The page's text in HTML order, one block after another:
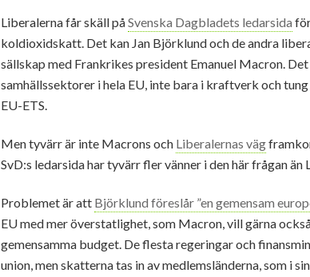
Liberalerna får skäll påSvenska Dagbladets ledarsida
koldioxidskatt. Det kan Jan Björklund och de andra
sällskap med Frankrikes president Emanuel Macron.
samhällssektorer i hela EU, inte bara i kraftverk och
EU-ETS.
Men tyvärr är inte Macrons och Liberalernas väg
SvD:s ledarsida har tyvärr fler vänner i den här frågan än
Problemet är att Björklund föreslår ”en gemensam
EU med mer överstatlighet, som Macron, vill gärna
gemensamma budget. De flesta regeringar och
union, men skatterna tas in av medlemsländerna, som i